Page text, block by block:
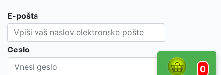
0
E-pošta
Geslo